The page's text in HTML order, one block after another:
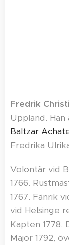
Fredrik
Uppland. Han
Baltzar
Fredrika
Volontär vid
1766.
1767. Fänrik
vid Helsinge
Kapten 1778.
Major 1792,